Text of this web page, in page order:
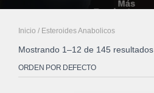
Inicio / Esteroides Anabolicos
Mostrando 1–12 de 145 resultados